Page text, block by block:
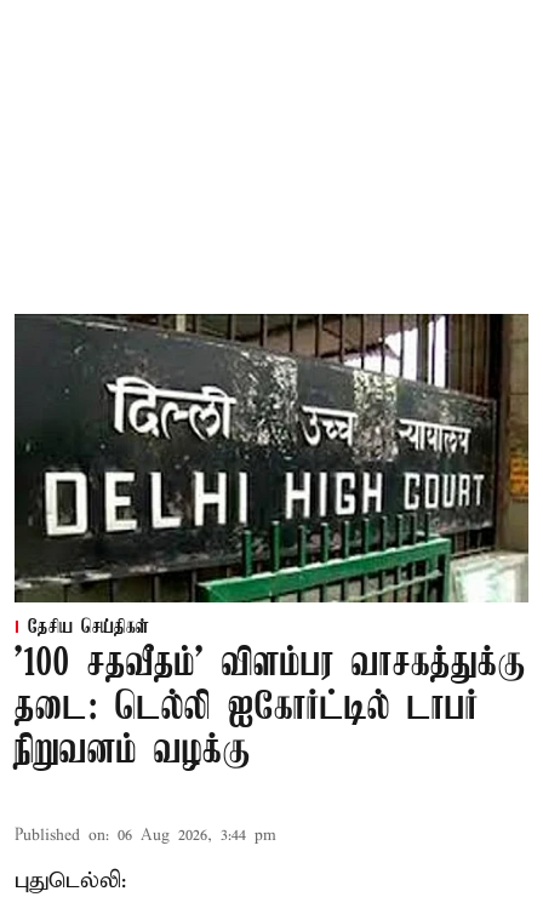
தேசிய செய்திகள்
'100 சதவீதம்' விளம்பர வாசகத்துக்கு
தடை: டெல்லி ஐகோர்ட்டில் டாபர்
நிறுவனம் வழக்கு
Published on: 06 Aug 2026, 3:44 pm
புதுடெல்லி: